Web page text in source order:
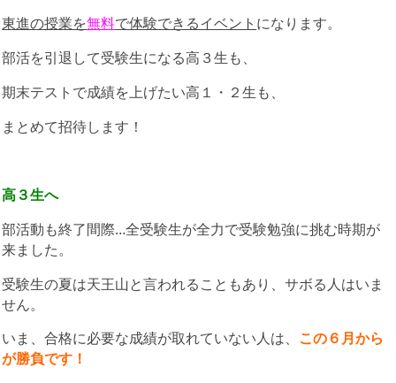
東進の授業を無料で体験できるイベント になります。
部活を引退して受験生になる高３生も、
期末テストで成績を上げたい高１・２生も、
まとめて招待します！
高３生へ
部活動も終了間際…全受験生が全力で受験勉強に挑む時期が
来ました。
受験生の夏は天王山と言われることもあり、サボる人はいま
せん。
いま、合格に必要な成績が取れていない人は、 この６月から
が勝負です！